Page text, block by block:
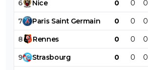
6 Nice 0 0 0
7 Paris Saint Germain 0 0 0
8 Rennes 0 0 0
9 Strasbourg 0 0 0